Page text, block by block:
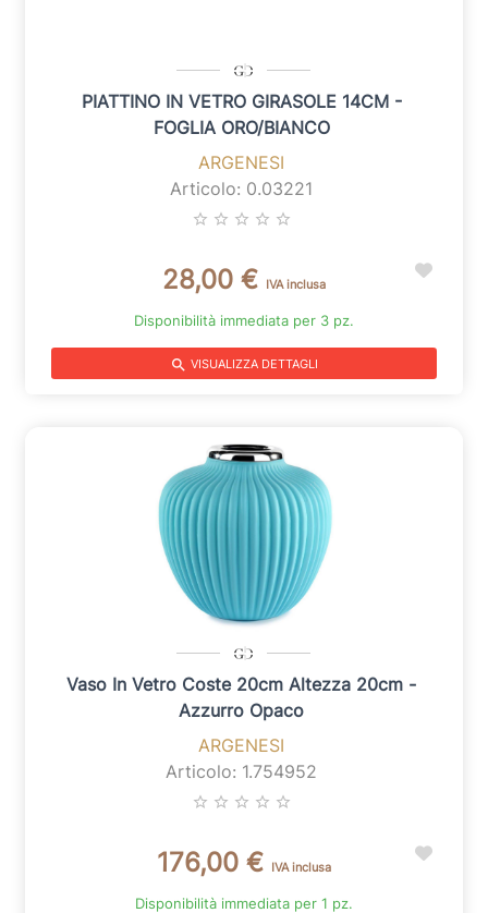
PIATTINO IN VETRO GIRASOLE 14CM -
FOGLIA ORO/BIANCO
ARGENESI
Articolo: 0.03221
star_border star_border star_border star_border star_border
28,00 € IVA inclusa
Disponibilità immediata per 3 pz.
search VISUALIZZA DETTAGLI
Vaso In Vetro Coste 20cm Altezza 20cm -
Azzurro Opaco
ARGENESI
Articolo: 1.754952
star_border star_border star_border star_border star_border
176,00 € IVA inclusa
Disponibilità immediata per 1 pz.